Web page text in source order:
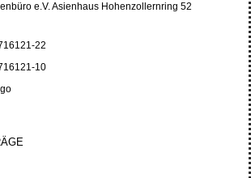
e.V. Asienhaus Hohenzollernring 52
22
10